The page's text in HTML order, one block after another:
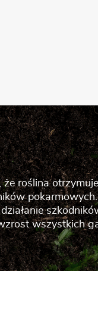
że roślina
wszystkich